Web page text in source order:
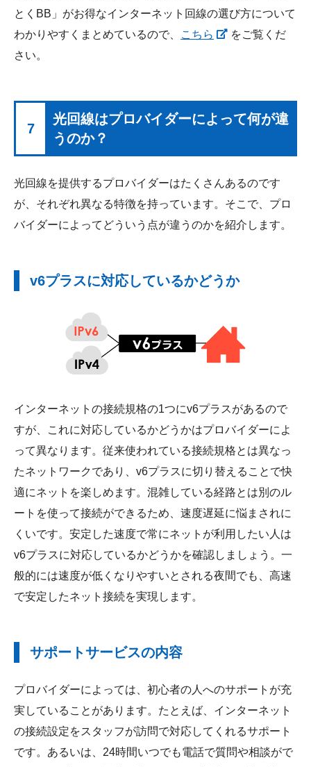
とくBB」がお得なインターネット回線の選び方について
わかりやすくまとめているので、
こちら
をご覧くだ
さい。
7
光回線はプロバイダーによって何が違
うのか？
光回線を提供するプロバイダーはたくさんあるのです
が、それぞれ異なる特徴を持っています。そこで、プロ
バイダーによってどういう点が違うのかを紹介します。
v6プラスに対応しているかどうか
インターネットの接続規格の1つにv6プラスがあるので
すが、これに対応しているかどうかはプロバイダーによ
って異なります。従来使われている接続規格とは異なっ
たネットワークであり、v6プラスに切り替えることで快
適にネットを楽しめます。混雑している経路とは別のル
ートを使って接続ができるため、速度遅延に悩まされに
くいです。安定した速度で常にネットが利用したい人は
v6プラスに対応しているかどうかを確認しましょう。一
般的には速度が低くなりやすいとされる夜間でも、高速
で安定したネット接続を実現します。
サポートサービスの内容
プロバイダーによっては、初心者の人へのサポートが充
実していることがあります。たとえば、インターネット
の接続設定をスタッフが訪問で対応してくれるサポート
です。あるいは、24時間いつでも電話で質問や相談がで